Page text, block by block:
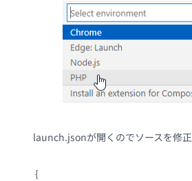
launch.jsonが開くのでソースを修正
{